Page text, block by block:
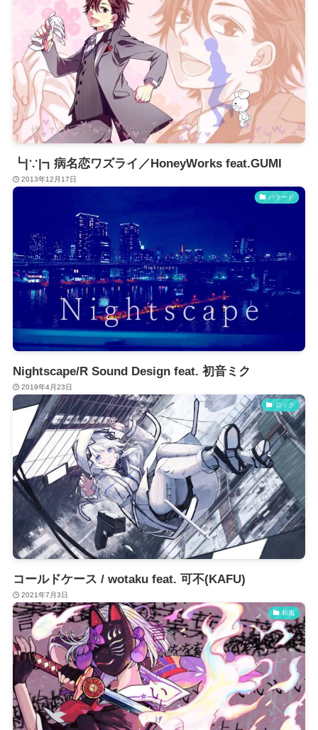
┗|∵|┓病名恋ワズライ／HoneyWorks feat.GUMI
2013年12月17日
バラード
Nightscape/R Sound Design feat. 初音ミク
2019年4月23日
ロック
コールドケース / wotaku feat. 可不(KAFU)
2021年7月3日
和風